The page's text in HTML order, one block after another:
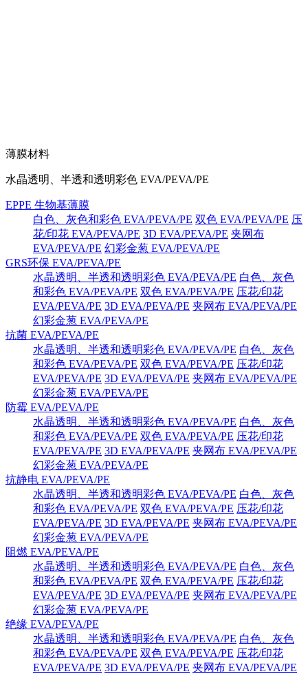
薄膜材料
水晶透明、半透和透明彩色 EVA/PEVA/PE
EPPE 生物基薄膜
白色、灰色和彩色 EVA/PEVA/PE 双色 EVA/PEVA/PE 压
花/印花 EVA/PEVA/PE 3D EVA/PEVA/PE 夹网布
EVA/PEVA/PE 幻彩金葱 EVA/PEVA/PE
GRS环保 EVA/PEVA/PE
水晶透明、半透和透明彩色 EVA/PEVA/PE 白色、灰色
和彩色 EVA/PEVA/PE 双色 EVA/PEVA/PE 压花/印花
EVA/PEVA/PE 3D EVA/PEVA/PE 夹网布 EVA/PEVA/PE
幻彩金葱 EVA/PEVA/PE
抗菌 EVA/PEVA/PE
水晶透明、半透和透明彩色 EVA/PEVA/PE 白色、灰色
和彩色 EVA/PEVA/PE 双色 EVA/PEVA/PE 压花/印花
EVA/PEVA/PE 3D EVA/PEVA/PE 夹网布 EVA/PEVA/PE
幻彩金葱 EVA/PEVA/PE
防霉 EVA/PEVA/PE
水晶透明、半透和透明彩色 EVA/PEVA/PE 白色、灰色
和彩色 EVA/PEVA/PE 双色 EVA/PEVA/PE 压花/印花
EVA/PEVA/PE 3D EVA/PEVA/PE 夹网布 EVA/PEVA/PE
幻彩金葱 EVA/PEVA/PE
抗静电 EVA/PEVA/PE
水晶透明、半透和透明彩色 EVA/PEVA/PE 白色、灰色
和彩色 EVA/PEVA/PE 双色 EVA/PEVA/PE 压花/印花
EVA/PEVA/PE 3D EVA/PEVA/PE 夹网布 EVA/PEVA/PE
幻彩金葱 EVA/PEVA/PE
阻燃 EVA/PEVA/PE
水晶透明、半透和透明彩色 EVA/PEVA/PE 白色、灰色
和彩色 EVA/PEVA/PE 双色 EVA/PEVA/PE 压花/印花
EVA/PEVA/PE 3D EVA/PEVA/PE 夹网布 EVA/PEVA/PE
幻彩金葱 EVA/PEVA/PE
绝缘 EVA/PEVA/PE
水晶透明、半透和透明彩色 EVA/PEVA/PE 白色、灰色
和彩色 EVA/PEVA/PE 双色 EVA/PEVA/PE 压花/印花
EVA/PEVA/PE 3D EVA/PEVA/PE 夹网布 EVA/PEVA/PE